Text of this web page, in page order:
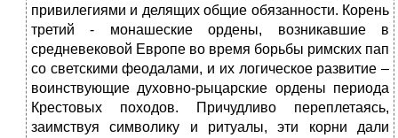
привилегиями и делящих общие обязанности. Корень
третий - монашеские ордены, возникавшие в
средневековой Европе во время борьбы римских пап
со светскими феодалами, и их логическое развитие –
воинствующие духовно-рыцарские ордены периода
Крестовых походов. Причудливо переплетаясь,
заимствуя символику и ритуалы, эти корни дали